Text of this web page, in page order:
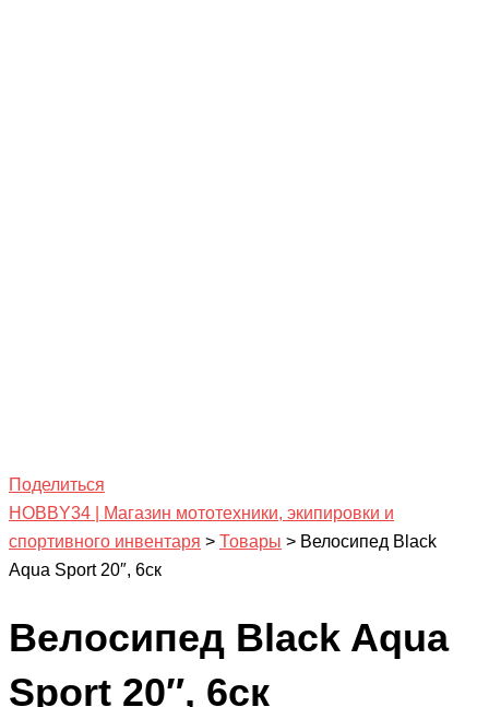
Поделиться
HOBBY34 | Магазин мототехники, экипировки и
спортивного инвентаря > Товары > Велосипед Black
Aqua Sport 20″, 6ск
Велосипед Black Aqua
Sport 20″, 6ск